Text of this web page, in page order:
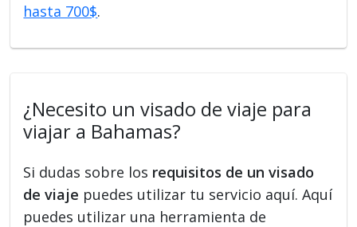
hasta 700$.
¿Necesito un visado de viaje para
viajar a Bahamas?
Si dudas sobre los requisitos de un visado
de viaje puedes utilizar tu servicio aquí. Aquí
puedes utilizar una herramienta de